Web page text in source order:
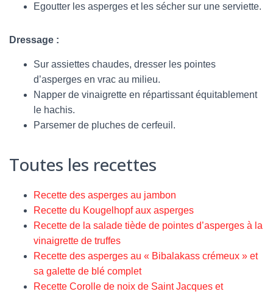
Egoutter les asperges et les sécher sur une serviette.
Dressage :
Sur assiettes chaudes, dresser les pointes
d’asperges en vrac au milieu.
Napper de vinaigrette en répartissant équitablement
le hachis.
Parsemer de pluches de cerfeuil.
Toutes les recettes
Recette des asperges au jambon
Recette du Kougelhopf aux asperges
Recette de la salade tiède de pointes d’asperges à la
vinaigrette de truffes
Recette des asperges au « Bibalakass crémeux » et
sa galette de blé complet
Recette Corolle de noix de Saint Jacques et